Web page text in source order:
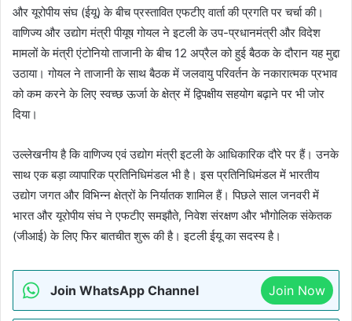
और यूरोपीय संघ (ईयू) के बीच प्रस्तावित एफटीए वार्ता की प्रगति पर चर्चा की।
वाणिज्य और उद्योग मंत्री पीयूष गोयल ने इटली के उप-प्रधानमंत्री और विदेश
मामलों के मंत्री एंटोनियो ताजानी के बीच 12 अप्रैल को हुई बैठक के दौरान यह मुद्दा
उठाया। गोयल ने ताजानी के साथ बैठक में जलवायु परिवर्तन के नकारात्मक प्रभाव
को कम करने के लिए स्वच्छ ऊर्जा के क्षेत्र में द्विपक्षीय सहयोग बढ़ाने पर भी जोर
दिया।
उल्लेखनीय है कि वाणिज्य एवं उद्योग मंत्री इटली के आधिकारिक दौरे पर हैं। उनके
साथ एक बड़ा व्यापारिक प्रतिनिधिमंडल भी है। इस प्रतिनिधिमंडल में भारतीय
उद्योग जगत और विभिन्न क्षेत्रों के निर्यातक शामिल हैं। पिछले साल जनवरी में
भारत और यूरोपीय संघ ने एफटीए समझौते, निवेश संरक्षण और भौगोलिक संकेतक
(जीआई) के लिए फिर बातचीत शुरू की है। इटली ईयू का सदस्य है।
Join WhatsApp Channel Join Now